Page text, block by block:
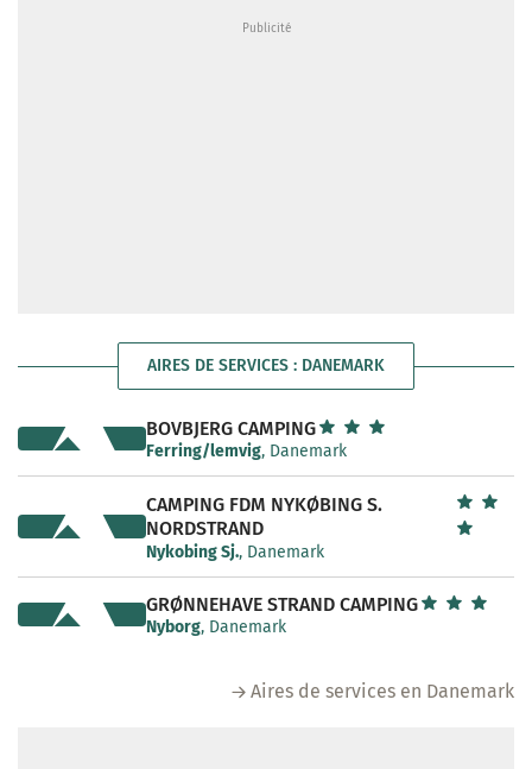
AIRES DE SERVICES : DANEMARK
BOVBJERG CAMPING
Ferring/lemvig, Danemark
CAMPING FDM NYKØBING S.
NORDSTRAND
Nykobing Sj., Danemark
GRØNNEHAVE STRAND CAMPING
Nyborg, Danemark
Aires de services en Danemark